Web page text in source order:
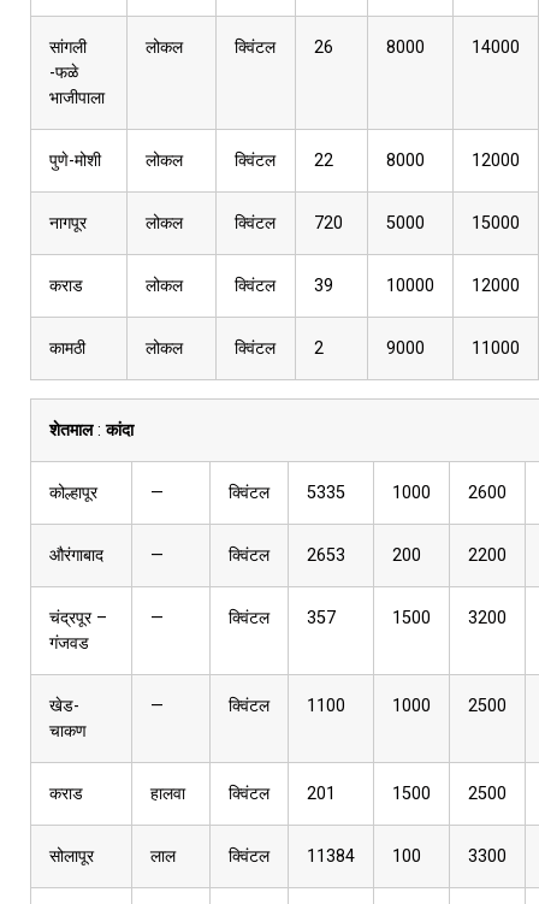
सांगली
-फळे
भाजीपाला
लोकल क्विंटल 26 8000 14000
पुणे-मोशी लोकल क्विंटल 22 8000 12000
नागपूर लोकल क्विंटल 720 5000 15000
कराड लोकल क्विंटल 39 10000 12000
कामठी लोकल क्विंटल 2 9000 11000
शेतमाल:कांदा
कोल्हापूर — क्विंटल 5335 1000 2600
औरंगाबाद — क्विंटल 2653 200 2200
चंद्रपूर –
गंजवड
— क्विंटल 357 1500 3200
खेड-
चाकण
— क्विंटल 1100 1000 2500
कराड हालवा क्विंटल 201 1500 2500
सोलापूर लाल क्विंटल 11384 100 3300